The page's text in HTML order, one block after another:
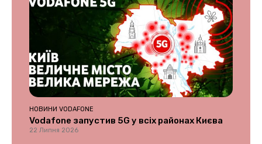
НОВИНИ VODAFONE
Vodafone запустив 5G у всіх районах Києва
22 Липня 2026